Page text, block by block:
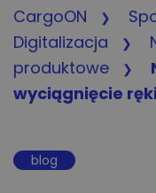
CargoON
Digitalizacja
produktowe
wyciągnięcie ręki
blog